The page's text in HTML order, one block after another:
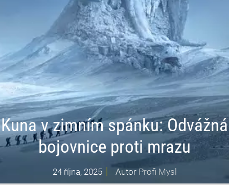
Kuna v zimním spánku: Odvážná
bojovnice proti mrazu
24 října, 2025 Autor Profi Mysl